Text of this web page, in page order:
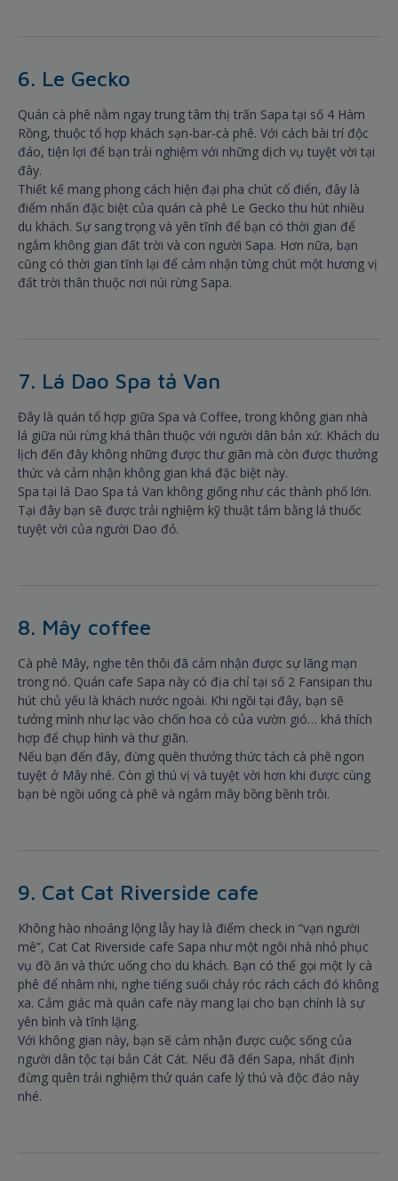
6. Le Gecko
Quán cà phê nằm ngay trung tâm thị trấn Sapa tại số 4 Hàm
Rồng, thuộc tổ hợp khách sạn-bar-cà phê. Với cách bài trí độc
đáo, tiện lợi để bạn trải nghiệm với những dịch vụ tuyệt vời tại
đây.
Thiết kế mang phong cách hiện đại pha chút cổ điển, đây là
điểm nhấn đặc biệt của quán cà phê Le Gecko thu hút nhiều
du khách. Sự sang trọng và yên tĩnh để bạn có thời gian để
ngắm không gian đất trời và con người Sapa. Hơn nữa, bạn
cũng có thời gian tĩnh lại để cảm nhận từng chút một hương vị
đất trời thân thuộc nơi núi rừng Sapa.
7. Lá Dao Spa tả Van
Đây là quán tổ hợp giữa Spa và Coffee, trong không gian nhà
lá giữa núi rừng khá thân thuộc với người dân bản xứ. Khách du
lịch đến đây không những được thư giãn mà còn được thưởng
thức và cảm nhận không gian khá đặc biệt này.
Spa tại lá Dao Spa tả Van không giống như các thành phố lớn.
Tại đây bạn sẽ được trải nghiệm kỹ thuật tắm bằng lá thuốc
tuyệt vời của người Dao đỏ.
8. Mây coffee
Cà phê Mây, nghe tên thôi đã cảm nhận được sự lãng mạn
trong nó. Quán cafe Sapa này có địa chỉ tại số 2 Fansipan thu
hút chủ yếu là khách nước ngoài. Khi ngồi tại đây, bạn sẽ
tưởng mình như lạc vào chốn hoa cỏ của vườn gió… khá thích
hợp để chụp hình và thư giãn.
Nếu bạn đến đây, đừng quên thưởng thức tách cà phê ngon
tuyệt ở Mây nhé. Còn gì thú vị và tuyệt vời hơn khi được cùng
bạn bè ngồi uống cà phê và ngắm mây bồng bềnh trôi.
9. Cat Cat Riverside cafe
Không hào nhoáng lộng lẫy hay là điểm check in “vạn người
mê”, Cat Cat Riverside cafe Sapa như một ngôi nhà nhỏ phục
vụ đồ ăn và thức uống cho du khách. Bạn có thể gọi một ly cà
phê để nhâm nhi, nghe tiếng suối chảy róc rách cách đó không
xa. Cảm giác mà quán cafe này mang lại cho bạn chính là sự
yên bình và tĩnh lặng.
Với không gian này, bạn sẽ cảm nhận được cuộc sống của
người dân tộc tại bản Cát Cát. Nếu đã đến Sapa, nhất định
đừng quên trải nghiệm thử quán cafe lý thú và độc đáo này
nhé.